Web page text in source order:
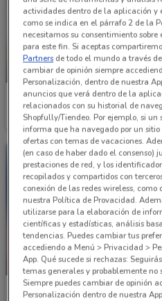
PRÓXIMAMENTE
Cklass
Inicio 01/09 10.4 km
PRÓXIMAMENTE
Cklass
actividades dentro de la aplicación y
como se indica en el párrafo 2 de la
necesitamos su consentimiento
para este fin. Si aceptas
Partners de todo el mundo a través
cambiar de opinión siempre
Personalización, dentro de nuestra
anuncios que verá dentro de la
relacionados con su historial de
Shopfully/Tiendeo. Por ejemplo, si
informa que ha navegado por un
ofertas con temas de vacaciones.
(en caso de haber dado el consenso)
prestaciones de red, y los
recopilados y compartidos con
conexión de las redes wireless,
nuestra Política de Provacidad.
utilizarse para la elaboración de
científicas y estadísticas, análisis
tendencias. Puedes cambiar tus
accediendo a Menú > Privacidad >
App. Qué sucede si rechazas:
temas generales y probablemente no
Siempre puedes cambiar de opinión
Personalización dentro de nuestra